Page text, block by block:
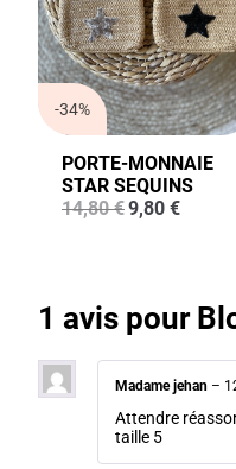
-34%
PORTE-MONNAIE
STAR SEQUINS
14,80€Le
9,80 €Le
1 avis pour
Madame jehan –
Attendre
taille 5